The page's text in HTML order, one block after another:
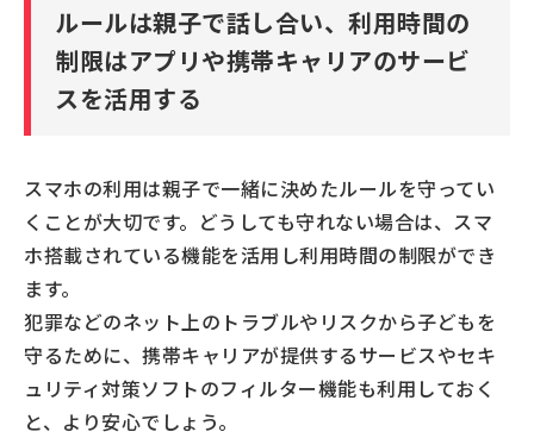
ルールは親子で話し合い、利用時間の
制限はアプリや携帯キャリアのサービ
スを活用する
スマホの利用は親子で一緒に決めたルールを守ってい
くことが大切です。どうしても守れない場合は、スマ
ホ搭載されている機能を活用し利用時間の制限ができ
ます。
犯罪などのネット上のトラブルやリスクから子どもを
守るために、携帯キャリアが提供するサービスやセキ
ュリティ対策ソフトのフィルター機能も利用しておく
と、より安心でしょう。